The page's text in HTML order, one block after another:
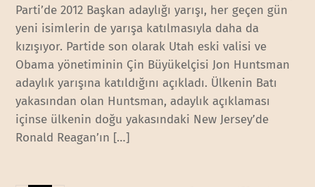
Parti’de 2012 Başkan adaylığı yarışı, her geçen gün
yeni isimlerin de yarışa katılmasıyla daha da
kızışıyor. Partide son olarak Utah eski valisi ve
Obama yönetiminin Çin Büyükelçisi Jon Huntsman
adaylık yarışına katıldığını açıkladı. Ülkenin Batı
yakasından olan Huntsman, adaylık açıklaması
içinse ülkenin doğu yakasındaki New Jersey’de
Ronald Reagan’ın […]